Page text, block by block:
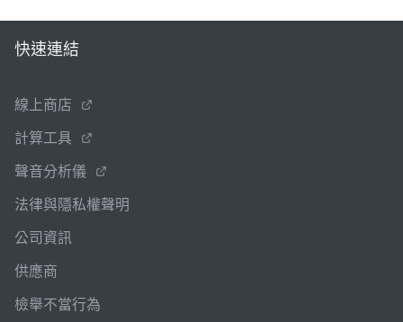
快速連結
線上商店
計算工具
聲音分析儀
法律與隱私權聲明
公司資訊
供應商
檢舉不當行為